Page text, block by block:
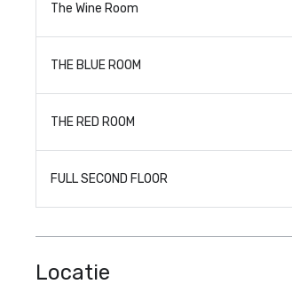
The Wine Room
THE BLUE ROOM
THE RED ROOM
FULL SECOND FLOOR
Locatie